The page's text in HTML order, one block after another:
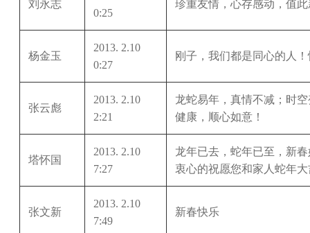
刘永志
0:25
珍重友情，心存感动，值
杨金玉
2013. 2.10
0:27
刚子，我们都是同心的人
张云彪
2013. 2.10
2:21
龙蛇易年，真情不减；时
健康，顺心如意！
塔怀国
2013. 2.10
7:27
龙年已去，蛇年已至，新
衷心的祝愿您和家人蛇年
张文新
2013. 2.10
7:49
新春快乐